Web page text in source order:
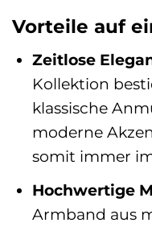
Vorteile auf
Zeitlose
Kollektion
klassische
moderne
somit immer
Hochwertige
Armband aus